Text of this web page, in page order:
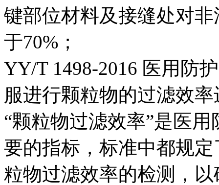
键部位材料及接缝处对
于70%；
YY/T 1498-2016 医用防
服进行颗粒物的过滤效
“颗粒物过滤效率”是医
要的指标，标准中都规
粒物过滤效率的检测，